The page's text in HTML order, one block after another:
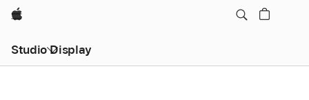
Apple
Studio Display